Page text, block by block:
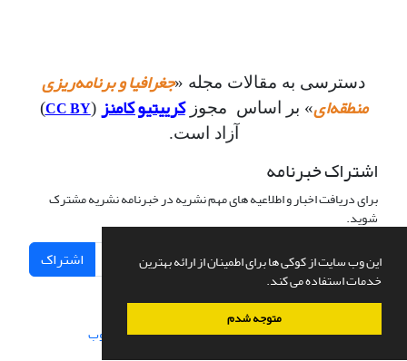
این وب سایت از کوکی ها برای اطمینان از ارائه بهترین
خدمات استفاده می کند.
متوجه شدم
دسترسی به مقالات مجله «جغرافیا و برنامه‌ریزی
منطقه‌ای» بر اساس مجوزکرییتیو کامنز (
CC BY
)
آزاد است.
اشتراک خبرنامه
برای دریافت اخبار و اطلاعیه های مهم نشریه در خبرنامه نشریه مشترک
شوید.
اشتراک
سامانه مدیریت نشریات علمی.طراحی و پیاده سازی از سیناوب